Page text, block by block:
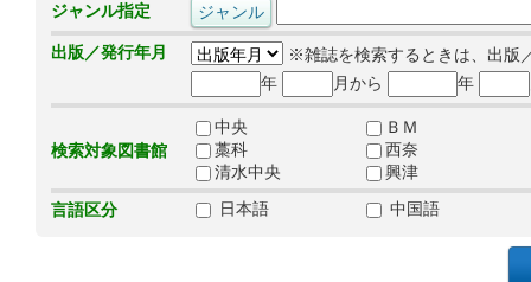
ジャンル指定
出版／発行年月
※雑誌を検索するときは、出版
年
月から 年
検索対象図書館
中央
ＢＭ
藁科
西奈
清水中央
興津
言語区分
日本語 中国語